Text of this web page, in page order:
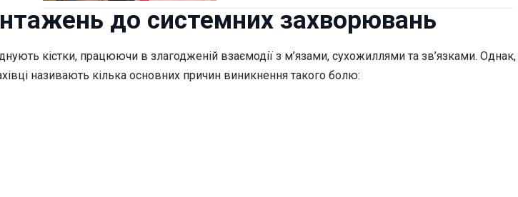
до системних захворювань
кістки, працюючи в злагодженій взаємодії з м’язами, сухожиллями та зв’язками. Однак,
називають кілька основних причин виникнення такого болю: